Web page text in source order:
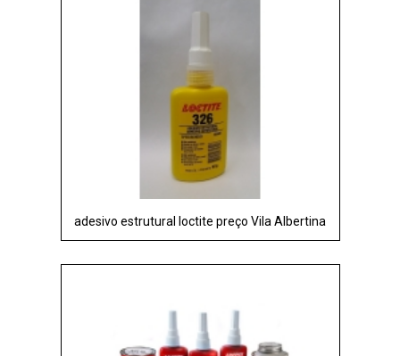
adesivo estrutural loctite preço Vila Albertina